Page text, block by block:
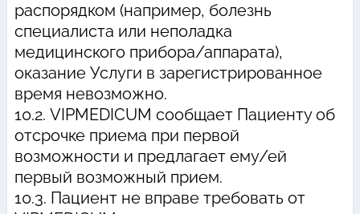
распорядком (например, болезнь
специалиста или неполадка
медицинского прибора/аппарата),
оказание Услуги в зарегистрированное
время невозможно.
10.2. VIPMEDICUM сообщает Пациенту об
отсрочке приема при первой
возможности и предлагает ему/ей
первый возможный прием.
10.3. Пациент не вправе требовать от